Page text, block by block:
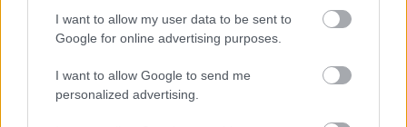
I want to allow my user data to be sent to
Google for online advertising purposes.
I want to allow Google to send me
personalized advertising.
Bejelentés dátuma: 2025.10.30.Gyártó: International
15118 szabvány 15118-2-es fejezete: Network and
Application Protocol Requirements - elektromos
autótöltő berendezések esetén;Sérülékenység(ek)